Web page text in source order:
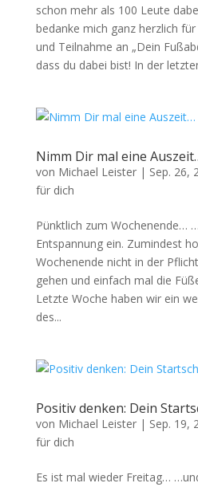
schon mehr als 100 Leute
bedanke mich ganz herzlich
und Teilnahme an „Dein
dass du dabei bist! In der
Nimm Dir mal eine
von Michael Leister| Sep. 26,
für dich
Pünktlich zum Wochenende…
Entspannung ein. Zumindest
Wochenende nicht in der
gehen und einfach mal die
Letzte Woche haben wir ein
des...
Positiv denken: Dein
von Michael Leister| Sep. 19,
für dich
Es ist mal wieder Freitag…